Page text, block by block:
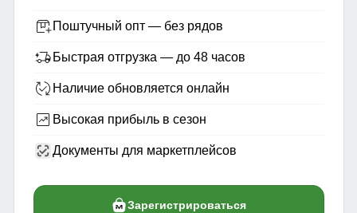
Поштучный опт — без рядов
Быстрая отгрузка — до 48 часов
Наличие обновляется онлайн
Высокая прибыль в сезон
Документы для маркетплейсов
Зарегистрироваться